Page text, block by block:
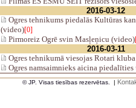
2016-03-12
Ogres tehnikums piedalās Kultūras
(video)[0]
Pirmoreiz Ogrē svin Masļeņicu (video)
2016-03-11
Ogres tehnikumā viesojas Rotari
Ogres namsaimnieks aicina
© JP. Visas tiesības rezervētas. |